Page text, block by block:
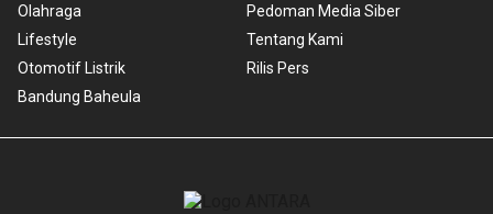
Olahraga
Lifestyle
Otomotif Listrik
Bandung Baheula
Pedoman Media Siber
Tentang Kami
Rilis Pers